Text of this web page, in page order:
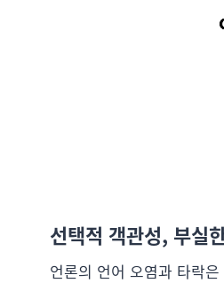
선택적 객관성, 부실
언론의 언어 오염과 타락은